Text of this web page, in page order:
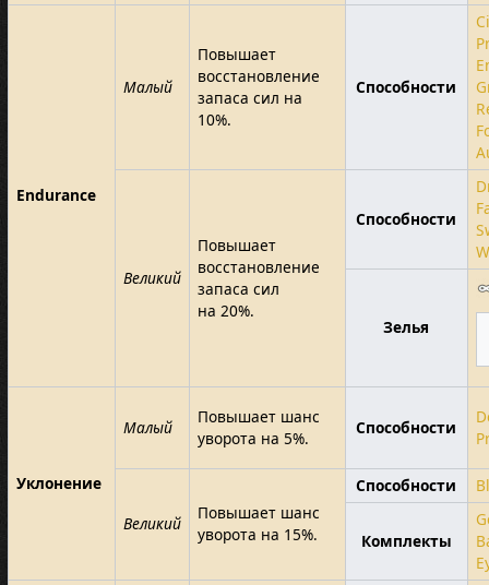
Endurance
Малый
Повышает
восстановление
запаса сил на
10%.
Способности
Великий
Повышает
восстановление
запаса сил
на 20%.
Способности
Зелья
Уклонение
Малый
Повышает шанс
уворота на 5%.
Способности
Великий
Повышает шанс
уворота на 15%.
Способности
Комплекты